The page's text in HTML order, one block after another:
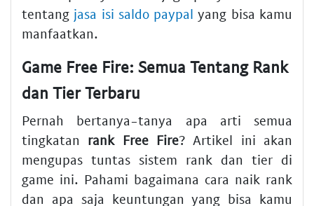
tentang jasa isi saldo paypal yang bisa kamu
manfaatkan.
Game Free Fire: Semua Tentang Rank
dan Tier Terbaru
Pernah bertanya-tanya apa arti semua
tingkatan rank Free Fire? Artikel ini akan
mengupas tuntas sistem rank dan tier di
game ini. Pahami bagaimana cara naik rank
dan apa saja keuntungan yang bisa kamu